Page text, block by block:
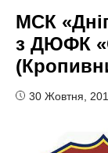
МСК
з ДЮФК
30 Жовтня,